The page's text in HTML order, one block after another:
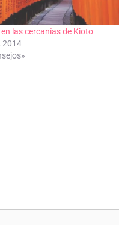
en las cercanías de Kioto
2014